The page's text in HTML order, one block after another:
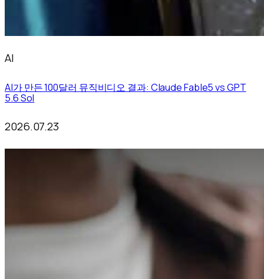
AI
AI가 만든 100달러 뮤직비디오 결과: Claude Fable5 vs GPT
5.6 Sol
2026.07.23